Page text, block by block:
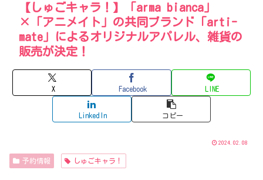
【しゅごキャラ！】「arma bianca」
×「アニメイト」の共同ブランド「arti-
mate」によるオリジナルアパレル、雑貨の
販売が決定！
X Facebook LINE
LinkedIn コピー
2024.02.08
予約情報 しゅごキャラ！